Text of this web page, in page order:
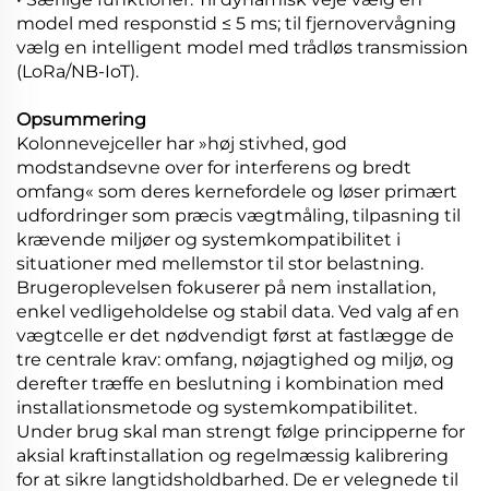
model med responstid ≤ 5 ms; til fjernovervågning
vælg en intelligent model med trådløs transmission
(LoRa/NB-IoT).
Opsummering
Kolonnevejceller har »høj stivhed, god
modstandsevne over for interferens og bredt
omfang« som deres kernefordele og løser primært
udfordringer som præcis vægtmåling, tilpasning til
krævende miljøer og systemkompatibilitet i
situationer med mellemstor til stor belastning.
Brugeroplevelsen fokuserer på nem installation,
enkel vedligeholdelse og stabil data. Ved valg af en
vægtcelle er det nødvendigt først at fastlægge de
tre centrale krav: omfang, nøjagtighed og miljø, og
derefter træffe en beslutning i kombination med
installationsmetode og systemkompatibilitet.
Under brug skal man strengt følge principperne for
aksial kraftinstallation og regelmæssig kalibrering
for at sikre langtidsholdbarhed. De er velegnede til